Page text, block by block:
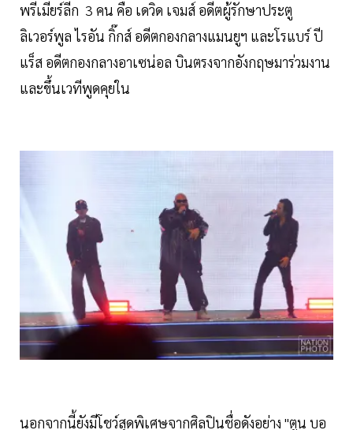
พรีเมียร์ลีก 3 คน คือ เดวิด เจมส์ อดีตผู้รักษาประตู
ลิเวอร์พูล ไรอัน กิ๊กส์ อดีตกองกลางแมนยูฯ และโรแบร์ ปี
แร็ส อดีตกองกลางอาเซน่อล บินตรงจากอังกฤษมาร่วมงาน
และขึ้นเวทีพูดคุยใน
นอกจากนี้ยังมีโชว์สุดพิเศษจากศิลปินชื่อดังอย่าง "ตูน บอ